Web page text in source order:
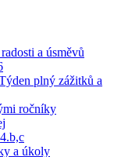
a úsměvů
plný zážitků a
ročníky
a úkoly